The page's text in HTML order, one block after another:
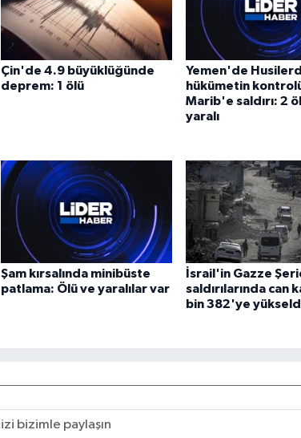
Çin'de 4.9 büyüklüğünde
deprem: 1 ölü
Yemen'de
hükümetin
Marib'e saldırı: 2
yaralı
Şam kırsalında minibüste
patlama: Ölü ve yaralılar var
İsrail'in Gazze
saldırılarında can
bin 382'ye